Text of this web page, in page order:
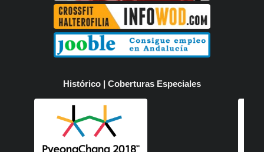
Histórico | Coberturas Especiales